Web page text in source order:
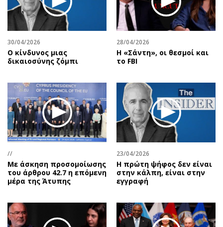
Κύπρος
Παιδεία
Υγεία
Πολιτική
Βουλευτικές 2026
Προεδρικές 2023
Δημοσκοπήσεις
Διπλωματία
Αθλητισμός
Ελλάδα
Διεθνή
Οικονομική
Οικονομία
Απόψεις
Αρθρογραφία
The Hill
Υγεία
Αγγελίες
Πωλούνται
Ζητούν εργασία
Θέσεις εργασίας
Geek
Νέα
Κινητά-tablets
Social
Αφιερώματα
Πολιτική
30/04/2026
Ο κίνδυνος μιας
δικαιοσύνης ζόμπι
28/04/2026
Η «Σάντη», οι θεσμοί και
το FBI
//
Με άσκηση προσομοίωσης
του άρθρου 42.7 η επόμενη
μέρα της Άτυπης
23/04/2026
Η πρώτη ψήφος δεν είναι
στην κάλπη, είναι στην
εγγραφή